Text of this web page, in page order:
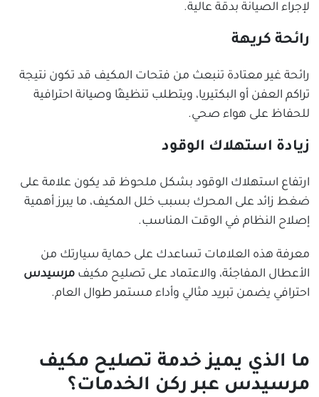
لإجراء الصيانة بدقة عالية.
رائحة كريهة
رائحة غير معتادة تنبعث من فتحات المكيف قد تكون نتيجة
تراكم العفن أو البكتيريا، ويتطلب تنظيفًا وصيانة احترافية
للحفاظ على هواء صحي.
زيادة استهلاك الوقود
ارتفاع استهلاك الوقود بشكل ملحوظ قد يكون علامة على
ضغط زائد على المحرك بسبب خلل المكيف، ما يبرز أهمية
إصلاح النظام في الوقت المناسب.
معرفة هذه العلامات تساعدك على حماية سيارتك من
الأعطال المفاجئة، والاعتماد على تصليح مكيفمرسيدس
احترافي يضمن تبريد مثالي وأداء مستمر طوال العام.
ما الذي يميز خدمة تصليح مكيف
مرسيدس عبر ركن الخدمات؟